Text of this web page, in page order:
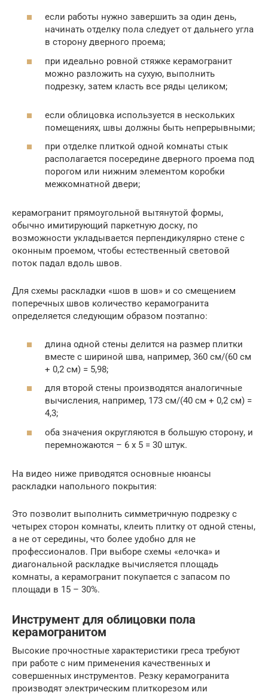
если работы нужно завершить за один день,
начинать отделку пола следует от дальнего угла
в сторону дверного проема;
при идеально ровной стяжке керамогранит
можно разложить на сухую, выполнить
подрезку, затем класть все ряды целиком;
если облицовка используется в нескольких
помещениях, швы должны быть непрерывными;
при отделке плиткой одной комнаты стык
располагается посередине дверного проема под
порогом или нижним элементом коробки
межкомнатной двери;
керамогранит прямоугольной вытянутой формы,
обычно имитирующий паркетную доску, по
возможности укладывается перпендикулярно стене с
оконным проемом, чтобы естественный световой
поток падал вдоль швов.
Для схемы раскладки «шов в шов» и со смещением
поперечных швов количество керамогранита
определяется следующим образом поэтапно:
длина одной стены делится на размер плитки
вместе с шириной шва, например, 360 см/(60 см
+ 0,2 см) = 5,98;
для второй стены производятся аналогичные
вычисления, например, 173 см/(40 см + 0,2 см) =
4,3;
оба значения округляются в большую сторону, и
перемножаются – 6 х 5 = 30 штук.
На видео ниже приводятся основные нюансы
раскладки напольного покрытия:
Это позволит выполнить симметричную подрезку с
четырех сторон комнаты, клеить плитку от одной стены,
а не от середины, что более удобно для не
профессионалов. При выборе схемы «елочка» и
диагональной раскладке вычисляется площадь
комнаты, а керамогранит покупается с запасом по
площади в 15 – 30%.
Инструмент для облицовки пола
керамогранитом
Высокие прочностные характеристики греса требуют
при работе с ним применения качественных и
совершенных инструментов. Резку керамогранита
производят электрическим плиткорезом или